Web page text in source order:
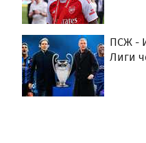
ПСЖ -
Лиги